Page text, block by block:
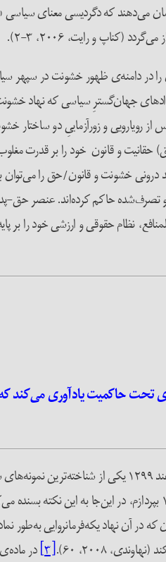
صورت‌بندی می‌شود (بِنوِنیست، ۲۰۱۶، ۳۳۷). همچنین، زبان‌شناسان
در دامنه‌ی ظهور خشونت در سپهر
جهان‌گسترِ سیاسی که نهاد
و زورآزماییِ دو ساختار
و قانون خود را بر قدرت
خشونت و قانون/حق را می‌توان
حاکم کرده‌اند. عنصر حق-
نظام حقوقی و ارزشی خود را
تحت حاکمیت یادآوری می‌کند
افزون بر میدان جنگ، درون‌مایه‌ی حق-پدیدآورنده‌یِ خشونت را می‌توان در نهادِ کودتا بازیافت. در
پدیدآورنده‌ی خشونت در آن مشهود و بارز است. بدون آنکه بخواهم به پیچیدگی‌های تاریخی و زمینه‌ی
(‌آبراهامیان، ۱۹۸۲، ۱۱۸-۱۱۹). پس از چیرگی کودتاگران بر تهران که
[۳] در